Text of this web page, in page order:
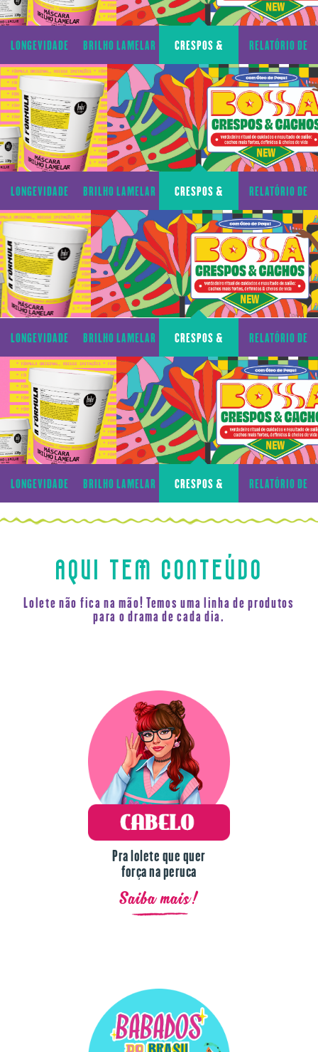
LONGEVIDADE
CAPILAR
BRILHO LAMELAR CRESPOS &
CACHOS
RELATÓRIO DE
TRANSPARÊNCIA
LONGEVIDADE
CAPILAR
BRILHO LAMELAR CRESPOS &
CACHOS
RELATÓRIO DE
TRANSPARÊNCIA
LONGEVIDADE
CAPILAR
BRILHO LAMELAR CRESPOS &
CACHOS
RELATÓRIO DE
TRANSPARÊNCIA
LONGEVIDADE
CAPILAR
BRILHO LAMELAR CRESPOS &
CACHOS
RELATÓRIO DE
TRANSPARÊNCIA
AQUI TEM CONTEÚDO
Lolete não fica na mão! Temos uma linha de produtos
para o drama de cada dia.
Pra lolete que quer
força na peruca
Saiba mais!